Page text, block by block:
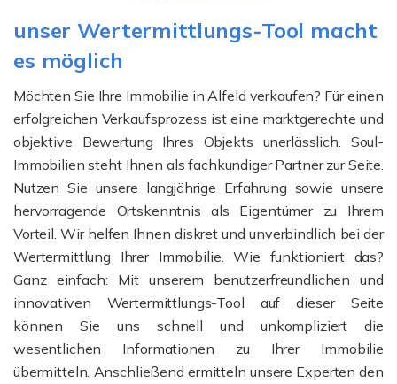
unser Wertermittlungs-Tool macht
es möglich
Möchten Sie Ihre Immobilie in Alfeld verkaufen? Für einen
erfolgreichen Verkaufsprozess ist eine marktgerechte und
objektive Bewertung Ihres Objekts unerlässlich. Soul-
Immobilien steht Ihnen als fachkundiger Partner zur Seite.
Nutzen Sie unsere langjährige Erfahrung sowie unsere
hervorragende Ortskenntnis als Eigentümer zu Ihrem
Vorteil. Wir helfen Ihnen diskret und unverbindlich bei der
Wertermittlung Ihrer Immobilie. Wie funktioniert das?
Ganz einfach: Mit unserem benutzerfreundlichen und
innovativen Wertermittlungs-Tool auf dieser Seite
können Sie uns schnell und unkompliziert die
wesentlichen Informationen zu Ihrer Immobilie
übermitteln. Anschließend ermitteln unsere Experten den